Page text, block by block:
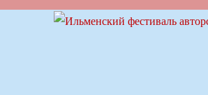
Ильменский фестиваль